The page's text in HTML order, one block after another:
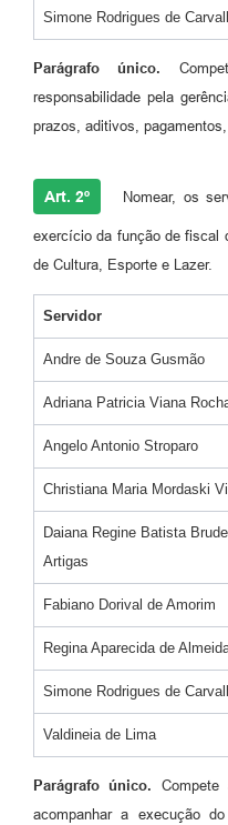
Simone Rodrigues de
Parágrafo único.
responsabilidade pela
prazos, aditivos,
Art. 2º Nomear, os
exercício da função de fiscal
de Cultura, Esporte e Lazer.
Servidor
Andre de Souza Gusmão
Adriana Patricia Viana
Angelo Antonio Stroparo
Christiana Maria Mordaski
Daiana Regine Batista
Artigas
Fabiano Dorival de Amorim
Regina Aparecida de
Simone Rodrigues de
Valdineia de Lima
Parágrafo único.
acompanhar a execução